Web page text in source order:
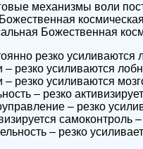
механизмы воли
Божественная
резко усиливаются
резко усиливаются
резко усиливаются
– резко
– резко
самоконтроль
– резко